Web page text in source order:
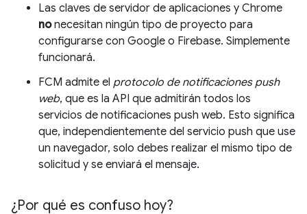
Las claves de servidor de aplicaciones y Chrome
nonecesitan ningún tipo de proyecto para
configurarse con Google o Firebase. Simplemente
funcionará.
FCM admite el protocolo de notificaciones push
web, que es la API que admitirán todos los
servicios de notificaciones push web. Esto significa
que, independientemente del servicio push que use
un navegador, solo debes realizar el mismo tipo de
solicitud y se enviará el mensaje.
¿Por qué es confuso hoy?